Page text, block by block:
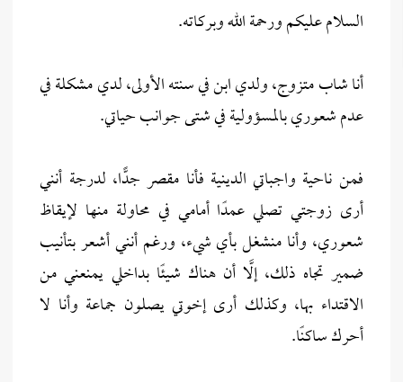
السلام عليكم ورحمة الله وبركاته.
أنا شاب متزوج، ولدي ابن في سنته الأولى، لدي مشكلة في
عدم شعوري بالمسؤولية في شتى جوانب حياتي.
فمن ناحية واجباتي الدينية فأنا مقصر جدًّا، لدرجة أنني
أرى زوجتي تصلي عمدًا أمامي في محاولة منها لإيقاظ
شعوري، وأنا منشغل بأي شيء، ورغم أنني أشعر بتأنيب
ضمير تجاه ذلك، إلَّا أن هناك شيئًا بداخلي يمنعني من
الاقتداء بها، وكذلك أرى إخوتي يصلون جماعة وأنا لا
أحرك ساكنًا.